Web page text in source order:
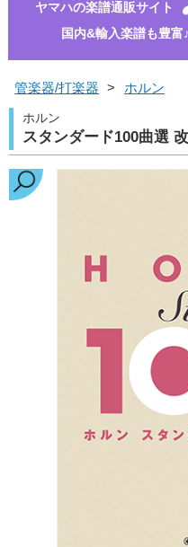
ヤマハの楽譜通販サイト
国内&輸入楽譜も豊富♪
管楽器/打楽器 > ホルン
ホルン
スタンダード100曲選